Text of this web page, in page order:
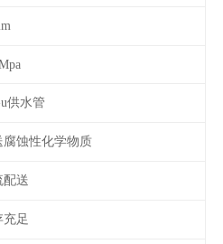
供水管
腐蚀性化学物质
配送
充足